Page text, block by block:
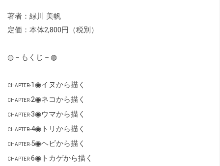
著者：緑川 美帆
定価：本体2,800円（税別）
◍－もくじ－◍
CHAPTER-1◉イヌから描く
CHAPTER-2◉ネコから描く
CHAPTER-3◉ウマから描く
CHAPTER-4◉トリから描く
CHAPTER-5◉ヘビから描く
CHAPTER-6◉トカゲから描く